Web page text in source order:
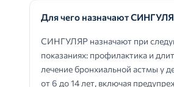
Для чего назначают
СИНГУЛЯР назначают при
показаниях: профилактика и
лечение бронхиальной астмы у
от 6 до 14 лет, включая